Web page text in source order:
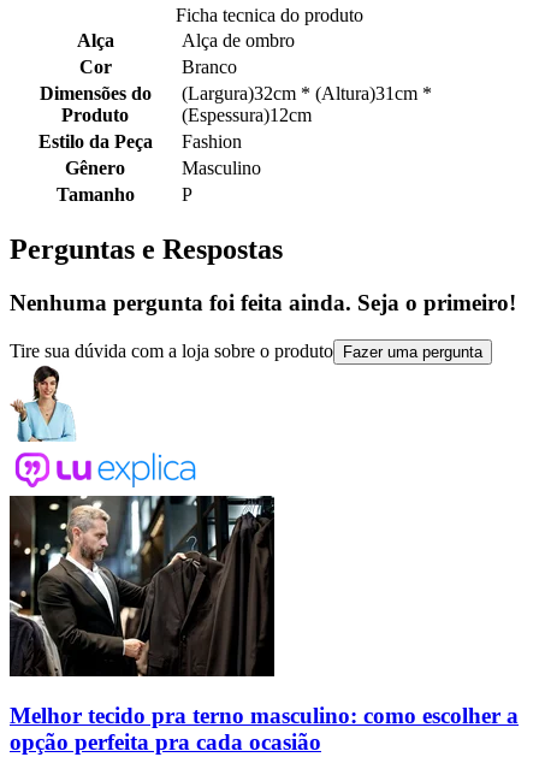
Ficha tecnica do produto
Alça
Alça de ombro
Cor
Branco
Dimensões do
Produto
(Largura)32cm * (Altura)31cm *
(Espessura)12cm
Estilo da Peça
Fashion
Gênero
Masculino
Tamanho
P
Perguntas e Respostas
Nenhuma pergunta foi feita ainda. Seja o primeiro!
Tire sua dúvida com a loja sobre o produto Fazer uma pergunta
Melhor tecido pra terno masculino: como escolher a
opção perfeita pra cada ocasião